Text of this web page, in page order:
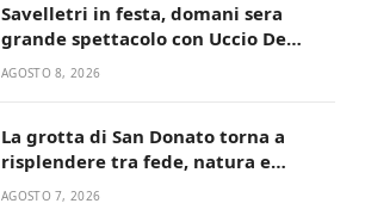
Savelletri in festa, domani sera
grande spettacolo con Uccio De
Santis
AGOSTO 8, 2026
La grotta di San Donato torna a
risplendere tra fede, natura e
devozione
AGOSTO 7, 2026